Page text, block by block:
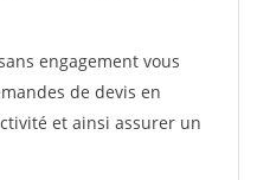
engagement vous
de devis en
et ainsi assurer un